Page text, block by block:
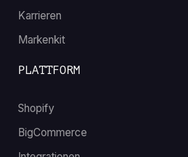
Karrieren
Markenkit
PLATTFORM
Shopify
BigCommerce